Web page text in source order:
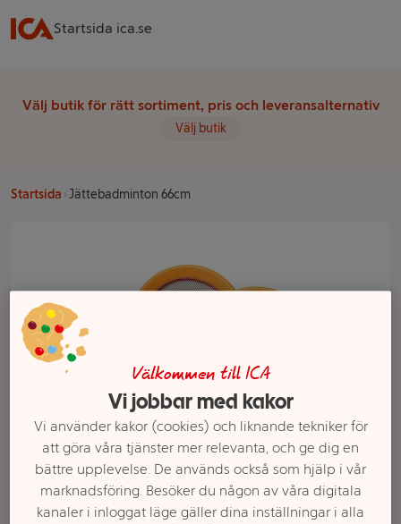
Startsida ica.se
Välj butik för rätt sortiment, pris och leveransalternativ
Välj butik
Startsida Jättebadminton 66cm
Välkommen till ICA
Vi jobbar med kakor
Vi använder kakor (cookies) och liknande tekniker för
att göra våra tjänster mer relevanta, och ge dig en
bättre upplevelse. De används också som hjälp i vår
marknadsföring. Besöker du någon av våra digitala
kanaler i inloggat läge gäller dina inställningar i alla